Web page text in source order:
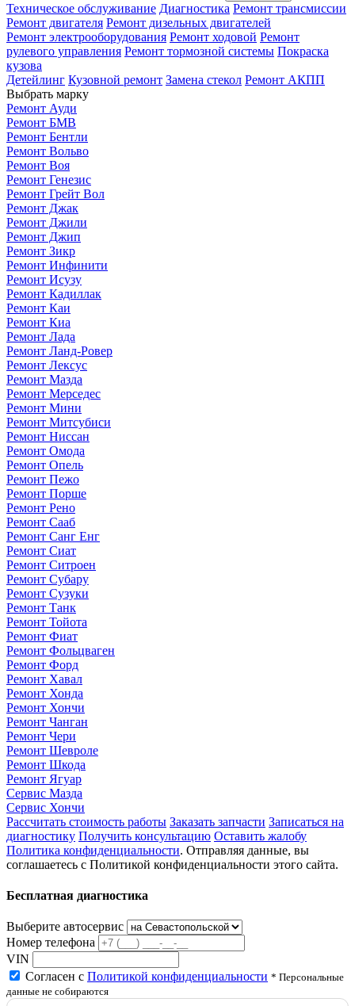
Техническое обслуживание Диагностика Ремонт трансмиссии
Ремонт двигателя Ремонт дизельных двигателей
Ремонт электрооборудования Ремонт ходовой Ремонт
рулевого управления Ремонт тормозной системы Покраска
кузова
Детейлинг Кузовной ремонт Замена стекол Ремонт АКПП
Выбрать марку
Ремонт Ауди
Ремонт БМВ
Ремонт Бентли
Ремонт Вольво
Ремонт Воя
Ремонт Генезис
Ремонт Грейт Вол
Ремонт Джак
Ремонт Джили
Ремонт Джип
Ремонт Зикр
Ремонт Инфинити
Ремонт Исузу
Ремонт Кадиллак
Ремонт Каи
Ремонт Киа
Ремонт Лада
Ремонт Ланд-Ровер
Ремонт Лексус
Ремонт Мазда
Ремонт Мерседес
Ремонт Мини
Ремонт Митсубиси
Ремонт Ниссан
Ремонт Омода
Ремонт Опель
Ремонт Пежо
Ремонт Порше
Ремонт Рено
Ремонт Сааб
Ремонт Санг Енг
Ремонт Сиат
Ремонт Ситроен
Ремонт Субару
Ремонт Сузуки
Ремонт Танк
Ремонт Тойота
Ремонт Фиат
Ремонт Фольцваген
Ремонт Форд
Ремонт Хавал
Ремонт Хонда
Ремонт Хончи
Ремонт Чанган
Ремонт Чери
Ремонт Шевроле
Ремонт Шкода
Ремонт Ягуар
Сервис Мазда
Сервис Хончи
Рассчитать стоимость работы Заказать запчасти Записаться на
диагностику Получить консультацию Оставить жалобу
Политика конфиденциальности. Отправляя данные, вы
соглашаетесь с Политикой конфиденциальности этого сайта.
Бесплатная диагностика
Выберите автосервис
Номер телефона
VIN
Согласен с Политикой конфиденциальности * Персональные
данные не собираются